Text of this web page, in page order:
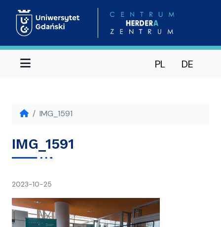
Menu PL DE
IMG_1591
IMG_1591
2023-10-25